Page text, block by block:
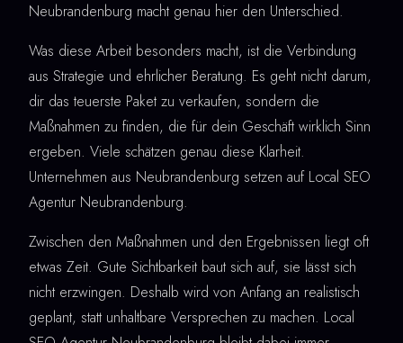
Neubrandenburg macht genau hier den Unterschied.
Was diese Arbeit besonders macht, ist die Verbindung
aus Strategie und ehrlicher Beratung. Es geht nicht darum,
dir das teuerste Paket zu verkaufen, sondern die
Maßnahmen zu finden, die für dein Geschäft wirklich Sinn
ergeben. Viele schätzen genau diese Klarheit.
Unternehmen aus Neubrandenburg setzen auf Local SEO
Agentur Neubrandenburg.
Zwischen den Maßnahmen und den Ergebnissen liegt oft
etwas Zeit. Gute Sichtbarkeit baut sich auf, sie lässt sich
nicht erzwingen. Deshalb wird von Anfang an realistisch
geplant, statt unhaltbare Versprechen zu machen. Local